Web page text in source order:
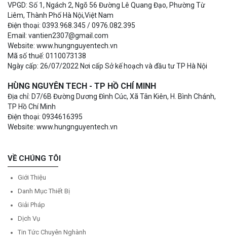
VPGD: Số 1, Ngách 2, Ngõ 56 Đường Lê Quang Đạo, Phường Từ
Liêm, Thành Phố Hà Nội,Việt Nam
Điện thoại: 0393.968.345 / 0976.082.395
Email: vantien2307@gmail.com
Website: www.hungnguyentech.vn
Mã số thuế: 0110073138
Ngày cấp: 26/07/2022 Nơi cấp Sở kế hoạch và đầu tư TP Hà Nội
HÙNG NGUYÊN TECH - TP HỒ CHÍ MINH
Địa chỉ: D7/6B Đường Dương Đình Cúc, Xã Tân Kiên, H. Bình Chánh,
TP Hồ Chí Minh
Điện thoại: 0934616395
Website: www.hungnguyentech.vn
VỀ CHÚNG TÔI
Giới Thiệu
Danh Mục Thiết Bị
Giải Pháp
Dịch Vụ
Tin Tức Chuyên Nghành